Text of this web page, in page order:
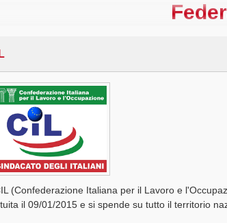
(Confederazione Italiana per il Lavoro e
il 09/01/2015 e si spende su tutto il territorio